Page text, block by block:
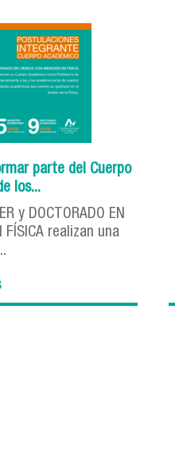
parte del Cuerpo
los...
y DOCTORADO EN
FÍSICA realizan una